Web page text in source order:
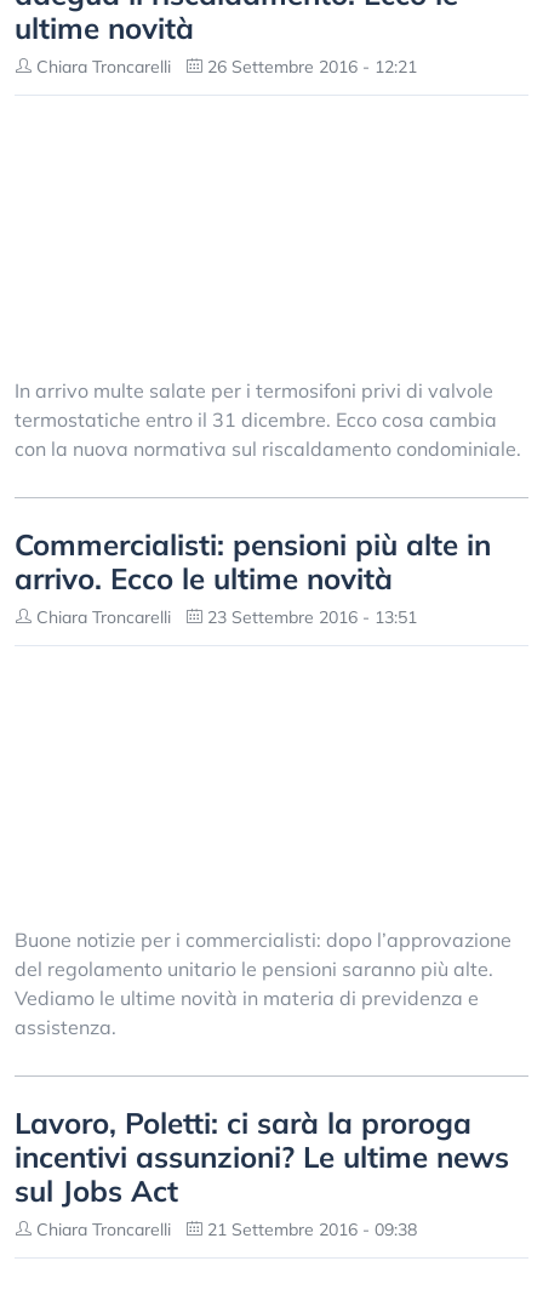
ultime novità
Chiara Troncarelli 26 Settembre 2016 - 12:21
In arrivo multe salate per i termosifoni privi di valvole
termostatiche entro il 31 dicembre. Ecco cosa cambia
con la nuova normativa sul riscaldamento condominiale.
Commercialisti: pensioni più alte in
arrivo. Ecco le ultime novità
Chiara Troncarelli 23 Settembre 2016 - 13:51
Buone notizie per i commercialisti: dopo l’approvazione
del regolamento unitario le pensioni saranno più alte.
Vediamo le ultime novità in materia di previdenza e
assistenza.
Lavoro, Poletti: ci sarà la proroga
incentivi assunzioni? Le ultime news
sul Jobs Act
Chiara Troncarelli 21 Settembre 2016 - 09:38